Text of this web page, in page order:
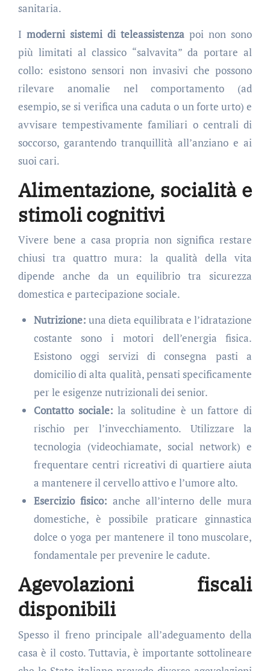
sanitaria.
I moderni sistemi di teleassistenza poi non sono
più limitati al classico “salvavita” da portare al
collo: esistono sensori non invasivi che possono
rilevare anomalie nel comportamento (ad
esempio, se si verifica una caduta o un forte urto) e
avvisare tempestivamente familiari o centrali di
soccorso, garantendo tranquillità all’anziano e ai
suoi cari.
Alimentazione, socialità e
stimoli cognitivi
Vivere bene a casa propria non significa restare
chiusi tra quattro mura: la qualità della vita
dipende anche da un equilibrio tra sicurezza
domestica e partecipazione sociale.
Nutrizione: una dieta equilibrata e l’idratazione
costante sono i motori dell’energia fisica.
Esistono oggi servizi di consegna pasti a
domicilio di alta qualità, pensati specificamente
per le esigenze nutrizionali dei senior.
Contatto sociale: la solitudine è un fattore di
rischio per l’invecchiamento. Utilizzare la
tecnologia (videochiamate, social network) e
frequentare centri ricreativi di quartiere aiuta
a mantenere il cervello attivo e l’umore alto.
Esercizio fisico: anche all’interno delle mura
domestiche, è possibile praticare ginnastica
dolce o yoga per mantenere il tono muscolare,
fondamentale per prevenire le cadute.
Agevolazioni fiscali
disponibili
Spesso il freno principale all’adeguamento della
casa è il costo. Tuttavia, è importante sottolineare